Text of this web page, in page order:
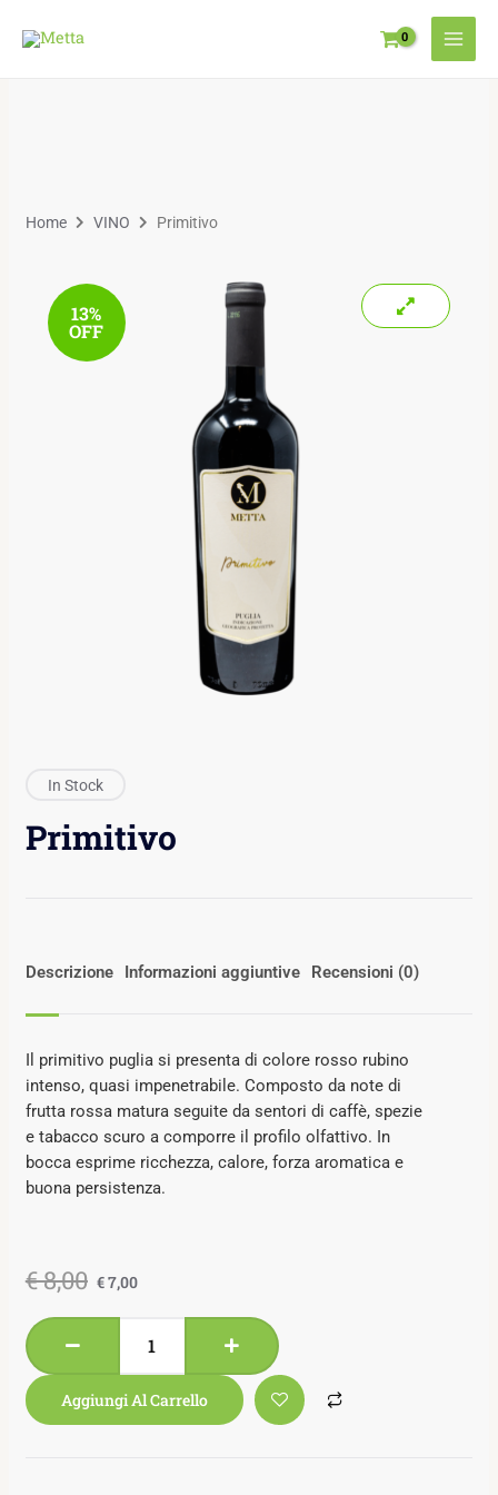
Home VINO Primitivo
13%
OFF
In Stock
Primitivo
Descrizione Informazioni aggiuntive Recensioni (0)
Il primitivo puglia si presenta di colore rosso rubino
intenso, quasi impenetrabile. Composto da note di
frutta rossa matura seguite da sentori di caffè, spezie
e tabacco scuro a comporre il profilo olfattivo. In
bocca esprime ricchezza, calore, forza aromatica e
buona persistenza.
€8,00 €7,00
Aggiungi Al Carrello